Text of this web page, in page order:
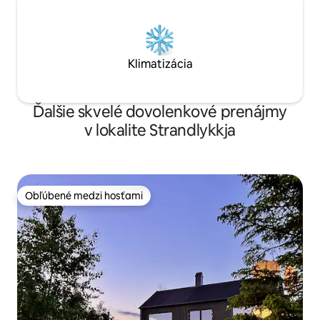
Klimatizácia
Ďalšie skvelé dovolenkové prenájmy
v lokalite Strandlykkja
Obľúbené medzi hosťami
Obľúbené medzi hosťami